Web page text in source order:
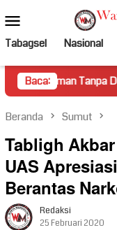
ke
kontenMobile
Tabagsel Nasional
Baca:
Dasar Hukum Picu
Beranda Sumut
Tabligh
UAS
Berantas
Redaksi
25 Februari 2020